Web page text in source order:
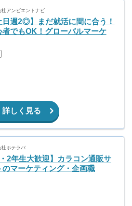
社アンビエントナビ
日週2◎】まだ就活に間に合う！
者でもOK！グローバルマーケ
詳しく見る
社ホテラバ
・2年生大歓迎】カラコン通販サ
のマーケティング・企画職